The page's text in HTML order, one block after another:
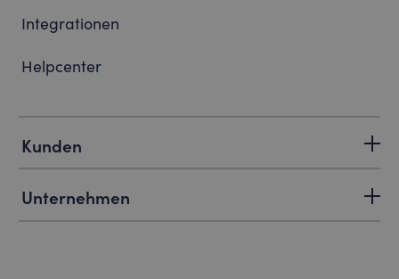
Integrationen
Helpcenter
Kunden
Unternehmen